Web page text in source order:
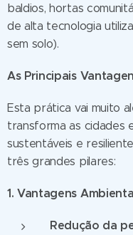
baldios, hortas
de alta tecnologia
sem solo).
As Principais
Esta prática vai muito
transforma as cidades
sustentáveis e
três grandes pilares:
1. Vantagens
Redução da